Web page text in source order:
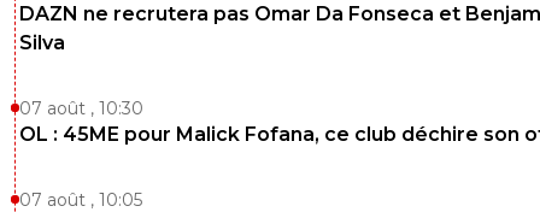
DAZN ne recrutera pas Omar Da Fonseca et
Silva
07 août , 10:30
OL : 45ME pour Malick Fofana, ce club déchire son
07 août , 10:05